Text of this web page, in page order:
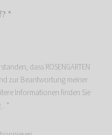
*
dass ROSENGARTEN
zur Beantwortung meiner
Informationen finden Sie
. *